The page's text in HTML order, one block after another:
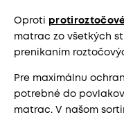
Oproti
matrac zo všetkých
prenikaním
Pre maximálnu
potrebné do
matrac. V našom